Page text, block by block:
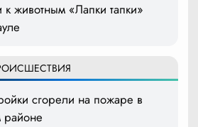
животным «Лапки тапки»
сгорели на пожаре в
районе